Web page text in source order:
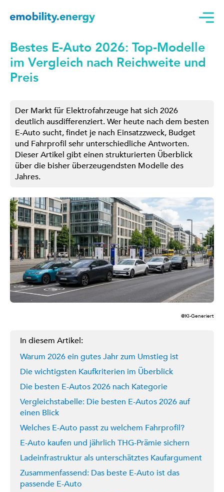
Bestes E-Auto 2026: Top-Modelle
im Vergleich nach Reichweite und
Preis
Der Markt für Elektrofahrzeuge hat sich 2026
deutlich ausdifferenziert. Wer heute nach dem besten
E-Auto sucht, findet je nach Einsatzzweck, Budget
und Fahrprofil sehr unterschiedliche Antworten.
Dieser Artikel gibt einen strukturierten Überblick
über die bisher überzeugendsten Modelle des
Jahres.
@KI-Generiert
In diesem Artikel:
Warum 2026 ein gutes Jahr zum Umstieg ist
Die wichtigsten Kaufkriterien im Überblick
Die besten E-Autos 2026 nach Kategorie
Vergleichstabelle: Die besten E-Autos 2026 auf
einen Blick
Welches E-Auto passt zu welchem Fahrprofil?
E-Auto kaufen und jährlich THG-Prämie sichern
Ladeinfrastruktur als unterschätztes Kaufargument
Zusammenfassend: Das beste E-Auto ist das
passende E-Auto